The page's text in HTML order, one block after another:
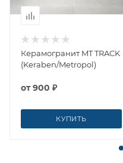
Керамогранит MT TRACK
(Keraben/Metropol)
от900 ₽
КУПИТЬ